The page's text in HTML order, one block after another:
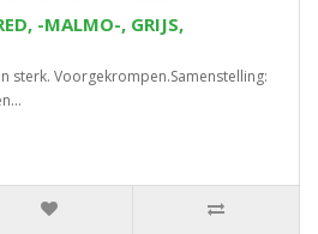
-MALMO-, GRIJS,
sterk. Voorgekrompen.Samenstelling: